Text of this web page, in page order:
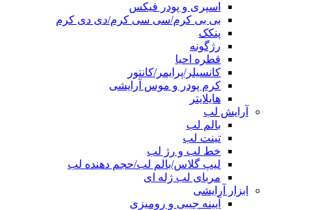
اسپری و پودر فیکس
بی بی کرم/سی سی کرم/دی دی کرم
پنکک
رژگونه
قطره احیا
کانسیلر/پرایمر/کانتور
کرم پودر و موس آرایشی
هایلایتر
آرایش لب
بالم لب
تینت لب
خط لب و رژ لب
لیپ گلاس/بالم لب/حجم دهنده لب
مربای لب ژله ای
ابزار آرایشی
آیینه جیبی و رومیزی